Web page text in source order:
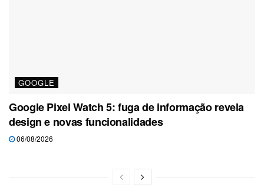
GOOGLE
Google Pixel Watch 5: fuga de informação revela
design e novas funcionalidades
06/08/2026